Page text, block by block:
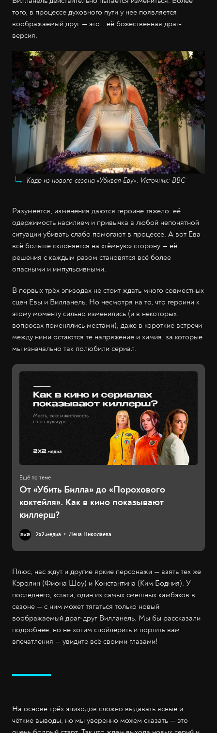
того, в процессе духовного пути у неё появляется
воображаемый друг — это… её божественная драг-
версия.
Кадр из нового сезона «Убивая Еву». Источник: BBC
Разумеется, изменения даются героине тяжело: её
одержимость насилием и привычка в любой непонятной
ситуации убивать слабо помогают в процессе. А вот Ева
всё больше склоняется на «тёмную» сторону — её
решения с каждым разом становятся всё более
опасными и импульсивными.
В первых трёх эпизодах не стоит ждать много совместных
сцен Евы и Вилланель. Но несмотря на то, что героини к
этому моменту сильно изменились (и в некоторых
вопросах поменялись местами), даже в короткие встречи
между ними остаются те напряжение и химия, за которые
мы изначально так полюбили сериал.
От «Убить Билла» до «Порохового
коктейля». Как в кино показывают
киллерш?
2х2.медиа Лена Николаева
Плюс, нас ждут и другие яркие персонажи — взять тех же
Кэролин (Фиона Шоу) и Константина (Ким Бодния). У
последнего, кстати, один из самых смешных камбэков в
сезоне — с ним может тягаться только новый
воображаемый драг-друг Вилланель. Мы бы рассказали
подробнее, но не хотим спойлерить и портить вам
впечатления — увидите всё своими глазами!
На основе трёх эпизодов сложно выдавать ясные и
чёткие выводы, но мы уверенно можем сказать — это